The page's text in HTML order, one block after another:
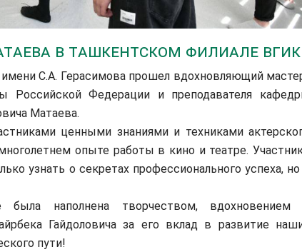
в Ташкентском филиале
С.А. Герасимова прошел вдохновляющий
Российской Федерации и преподавателя
Матаева.
ценными знаниями и техниками
опыте работы в кино и театре.
узнать о секретах профессионального успеха,
наполнена творчеством, вдохновением
Гайдоловича за его вклад в развитие
пути!